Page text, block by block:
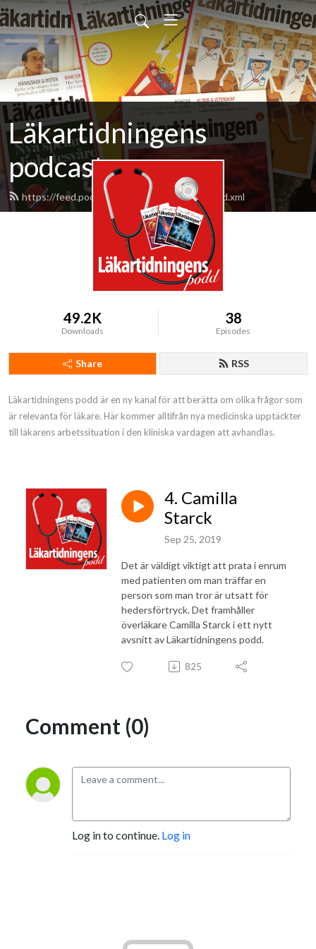
Läkartidningens
podcast
https://feed.podbean.com/lakartidningen/feed.xml
49.2K
Downloads
38
Episodes
Share RSS
Läkartidningens podd är en ny kanal för att berätta om olika frågor som
är relevanta för läkare. Här kommer alltifrån nya medicinska upptäckter
till läkarens arbetssituation i den kliniska vardagen att avhandlas.
4. Camilla
Starck
Sep 25, 2019
Det är väldigt viktigt att prata i enrum
med patienten om man träffar en
person som man tror är utsatt för
hedersförtryck. Det framhåller
överläkare Camilla Starck i ett nytt
avsnitt av Läkartidningens podd.
825
Comment (0)
Log in to continue. Log in